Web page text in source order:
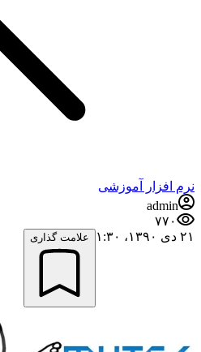
نرم افزار آموزشی
admin
۷۷۰
۲۱ دی ۱۳۹۰،‏ ۱:۳۰
علامت گذاری